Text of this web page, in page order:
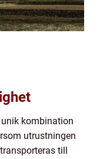
kombination
utrustningen
till